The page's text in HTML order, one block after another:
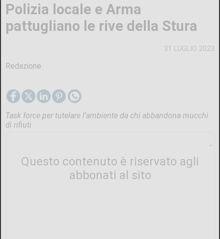
31 LUGLIO 2023
Polizia locale e Arma
pattugliano le rive della Stura
Redazione
Task force per tutelare l’ambiente da chi abbandona mucchi
di rifiuti
Questo contenuto è riservato agli
abbonati al sito